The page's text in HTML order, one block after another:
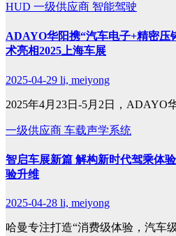
HUD 一级供应商 智能驾驶
ADAYO华阳携“汽车电子+精密压
术亮相2025上海车展
2025-04-29 li, meiyong
2025年4月23日-5月2日，ADAYO
一级供应商 车载声学系统
智启车展新篇 解构新时代驾乘体
验升维
2025-04-28 li, meiyong
哈曼专注打造“消费级体验，汽车